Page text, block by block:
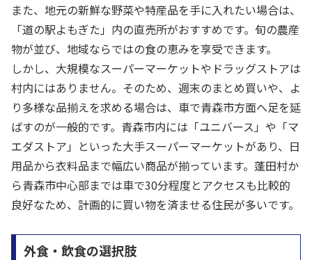
また、地元の新鮮な野菜や特産品を手に入れたい場合は、
「道の駅よもぎた」内の直売所がおすすめです。旬の農産
物が並び、地域ならではの食の恵みを享受できます。
しかし、大規模なスーパーマーケットやドラッグストアは
村内にはありません。そのため、週末のまとめ買いや、よ
り多様な品揃えを求める場合は、車で青森市方面へ足を延
ばすのが一般的です。青森市内には「ユニバース」や「マ
エダストア」といった大手スーパーマーケットがあり、日
用品から衣料品まで幅広い商品が揃っています。蓬田村か
ら青森市中心部までは車で30分程度とアクセスも比較的
良好なため、計画的に買い物を済ませる住民が多いです。
外食・飲食の選択肢